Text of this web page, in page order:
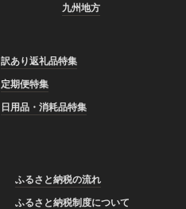
九州地方
訳あり返礼品特集
定期便特集
日用品・消耗品特集
ふるさと納税の流れ
ふるさと納税制度について